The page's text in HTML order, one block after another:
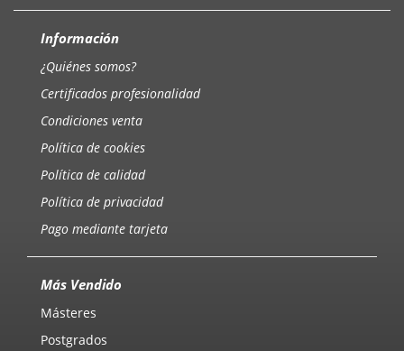
Información
¿Quiénes somos?
Certificados profesionalidad
Condiciones venta
Política de cookies
Política de calidad
Política de privacidad
Pago mediante tarjeta
Más Vendido
Másteres
Postgrados